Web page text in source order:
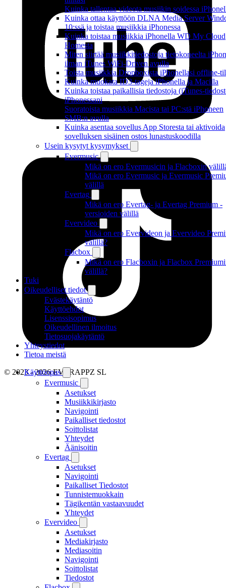
Kuinka tallentaa videota musiikin soidessa
Kuinka ottaa käyttöön DLNA Media Server
10:ssä ja toistaa musiikkia iPhonessa
Kuinka toistaa musiikkia iPhonella WD My Cloud
Homesta
Miten siirtää musiikkitiedostoja tietokoneelta
ilman iTunes WiFi-Driven avulla
Toista musiikkia Dropboxista iPhonellasi offline-
Kuinka muokata ID3-tageja iPhonella ja Macilla
Kuinka toistaa paikallisia tiedostoja (iTunes-
iPhonessani
Suoratoista musiikkia Macista tai PC:stä iPhoneen
SMB:n avulla
Kuinka asentaa sovellus App Storesta tai aktivoida
sovelluksen sisäinen ostos lunastuskoodilla
Usein kysytyt kysymykset
Evermusic
Mikä on ero Evermusicin ja Flacboxin
Mikä on ero Evermusic ja Evermusic
välillä
Evertag
Mikä on ero Evertag- ja Evertag Premium -
versioiden välillä
Evervideo
Mikä on ero Evervideon ja Evervideo
välillä?
Flacbox
Mikä on ero Flacboxin ja Flacbox
välillä?
Tuki
Oikeudelliset tiedot
Evästekäytäntö
Käyttöehdot
Lisenssisopimus
Oikeudellinen ilmoitus
Tietosuojakäytäntö
Yhteystiedot
Tietoa meistä
Käyttöopas
Evermusic
Asetukset
Musiikkikirjasto
Navigointi
Paikalliset tiedostot
Soittolistat
Yhteydet
Äänisoitin
Evertag
Asetukset
Navigointi
Paikalliset Tiedostot
Tunnistemuokkain
Tägikentän vastaavuudet
Yhteydet
Evervideo
Asetukset
Mediakirjasto
Mediasoitin
Navigointi
Soittolistat
Tiedostot
© 2023 - 2026 EVERAPPZ SL